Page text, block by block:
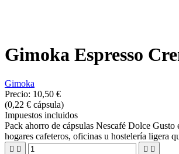
Gimoka Espresso
Gimoka
Precio: 10,50 €
(0,22 € cápsula)
Impuestos incluidos
Pack ahorro de cápsulas Nescafé Dolce
hogares cafeteros, oficinas u hostelería ligera
   